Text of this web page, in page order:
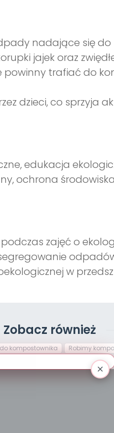
nadające się
jajek oraz
powinny trafiać do
dzieci, co sprzyja
edukacja
ochrona
zajęć o
w
Zobacz również
kompostownika Robimy